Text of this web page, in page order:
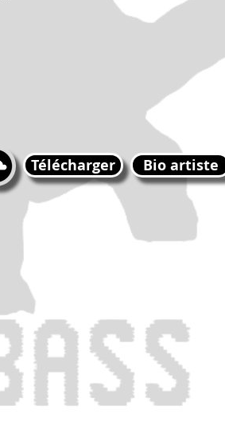
Télécharger Bio artiste